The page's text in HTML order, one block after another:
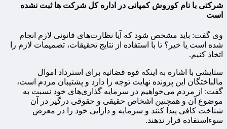
شرکتی با نام کوروش کمپانی در اداره کل شرکت ها ثبت نشده
است
وی گفت: باید مشخص شود که آیا نظارت‌های قانونی لازم انجام
شده است یا خیر؟ تا با استفاده از نتایج تحقیقات، تصمیمات لازم را
اتخاذ کنیم.
ستایشی با اشاره به اینکه قوه قضائیه برای استرداد اموال
مالباختگان این پرونده نهایت توجه را دارد و پشتیبان مردم است،
گفت: از مردم می‌خواهیم در سرمایه گذاری‌های خود نسبت به
موضوع آن و همچنین اشخاص حقیقی و حقوقی درگیر در آن
شناخت کافی پیدا کنند و سرمایه و دارایی خود را در معرض
سوءاستفاده قرار ندهند.